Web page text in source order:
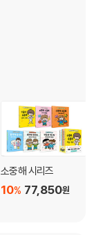
소중해 시리즈
77,850원
10%